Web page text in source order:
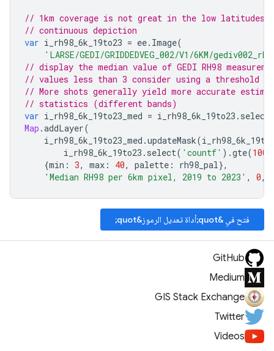
// 1km coverage is not great in the low latitudes,
// continuous depiction
var i_rh98_6k_19to23 = ee. Image(
'LARSE/GEDI/GRIDDEDVEG_002/V1/6KM/
// display the median value of GEDI RH98
// values less than 3 consider using a threshold
// More shots generally yield more accurate
// statistics (different bands)
var i_rh98_6k_19to23_med = i_rh98_6k_19to23 . select
Map .addLayer(
i_rh98_6k_19to23_med .updateMask(
i_rh98_6k_19to23 . select( 'countf' ).gte(100
{min : 3, max : 40, palette : rh98_pal},
'Median RH98 per 6km pixel, 2019 to 2023' , 0,
فتح في &quot;أداة تعديل الرموز&quot;
GitHub
Medium
GIS Stack Exchange
Twitter
Videos